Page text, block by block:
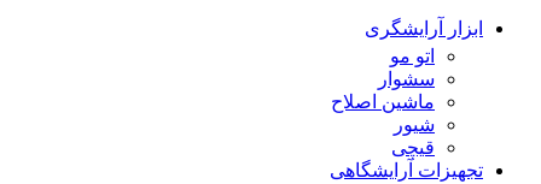
ابزار آرایشگری
اتو مو
سشوار
ماشین اصلاح
شیور
قیچی
تجهیزات آرایشگاهی